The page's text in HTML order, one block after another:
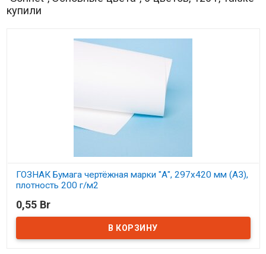
купили
ГОЗНАК Бумага чертёжная марки "А", 297х420 мм (А3),
плотность 200 г/м2
В наличии
0,55 Br